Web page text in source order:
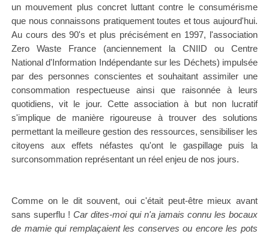
un mouvement plus concret luttant contre le consumérisme
que nous connaissons pratiquement toutes et tous aujourd'hui.
Au cours des 90's et plus précisément en 1997, l'association
Zero Waste France (anciennement la CNIID ou Centre
National d'Information Indépendante sur les Déchets) impulsée
par des personnes conscientes et souhaitant assimiler une
consommation respectueuse ainsi que raisonnée à leurs
quotidiens, vit le jour. Cette association à but non lucratif
s'implique de manière rigoureuse à trouver des solutions
permettant la meilleure gestion des ressources, sensibiliser les
citoyens aux effets néfastes qu'ont le gaspillage puis la
surconsommation représentant un réel enjeu de nos jours.
Comme on le dit souvent, oui c'était peut-être mieux avant
sans superflu ! Car dites-moi qui n'a jamais connu les bocaux
de mamie qui remplaçaient les conserves ou encore les pots